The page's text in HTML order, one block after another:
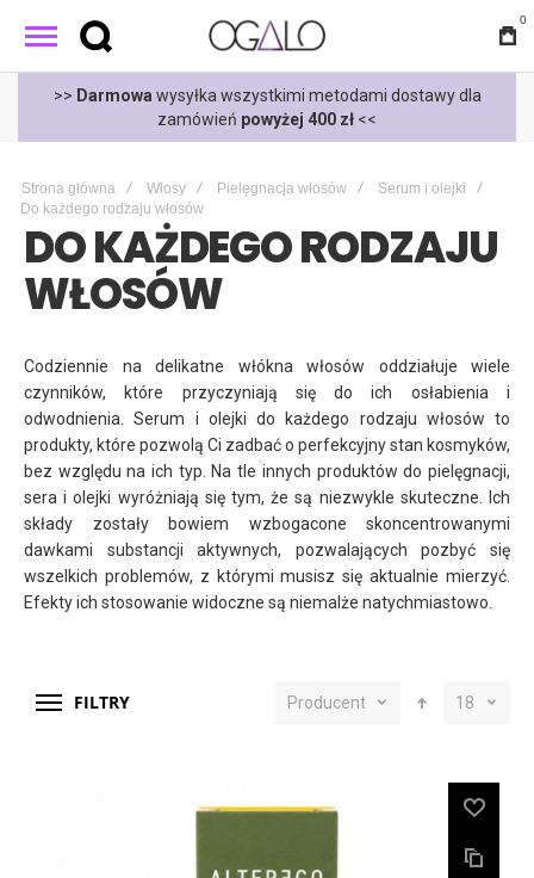
0
>> Darmowa wysyłka wszystkimi metodami dostawy dla
zamówień powyżej 400 zł <<
Strona główna Włosy Pielęgnacja włosów
Serum i olejki
Do każdego rodzaju włosów
DO KAŻDEGO RODZAJU
WŁOSÓW
Codziennie na delikatne włókna włosów oddziałuje wiele
czynników, które przyczyniają się do ich osłabienia i
odwodnienia. Serum i olejki do każdego rodzaju włosów to
produkty, które pozwolą Ci zadbać o perfekcyjny stan kosmyków,
bez względu na ich typ. Na tle innych produktów do pielęgnacji,
sera i olejki wyróżniają się tym, że są niezwykle skuteczne. Ich
składy zostały bowiem wzbogacone skoncentrowanymi
dawkami substancji aktywnych, pozwalających pozbyć się
wszelkich problemów, z którymi musisz się aktualnie mierzyć.
Efekty ich stosowanie widoczne są niemalże natychmiastowo.
FILTRY Producent 18